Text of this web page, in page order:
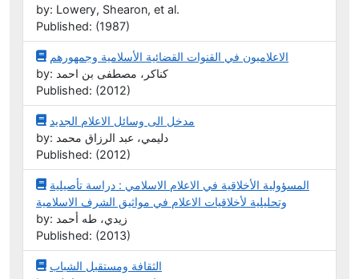
by: Lowery, Shearon, et al.
Published: (1987)
الاعلاميون في القنوات القضائية الأسلامية وجمهورهم
by: كناكر، مصطفى بن احمد
Published: (2012)
مدخل الى وسائل الاعلام الجديد
by: دليمي، عبد الرزاق محمد
Published: (2012)
المسؤولية الأخلاقية في الاعلام الاسلامي : دراسة تأصيلية
وتحليلية لأخلاقيات الاعلام في مواثيق الشرف الاسلامية
by: زيدي، طه أحمد
Published: (2013)
الثقافة ومستقبل الشباب